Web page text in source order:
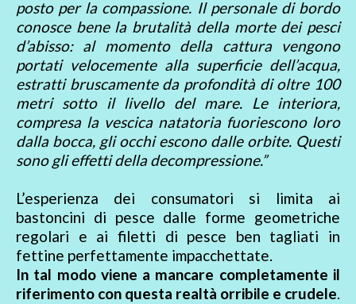
posto per la compassione. Il personale di bordo
conosce bene la brutalità della morte dei pesci
d’abisso: al momento della cattura vengono
portati velocemente alla superficie dell’acqua,
estratti bruscamente da profondità di oltre 100
metri sotto il livello del mare. Le interiora,
compresa la vescica natatoria fuoriescono loro
dalla bocca, gli occhi escono dalle orbite. Questi
sono gli effetti della decompressione.”
L’esperienza dei consumatori si limita ai
bastoncini di pesce dalle forme geometriche
regolari e ai filetti di pesce ben tagliati in
fettine perfettamente impacchettate.
In tal modo viene a mancare completamente il
riferimento con questa realtà orribile e crudele.